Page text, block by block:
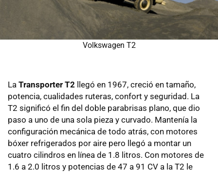
Volkswagen T2
La Transporter T2 llegó en 1967, creció en tamaño,
potencia, cualidades ruteras, confort y seguridad. La
T2 significó el fin del doble parabrisas plano, que dio
paso a uno de una sola pieza y curvado. Mantenía la
configuración mecánica de todo atrás, con motores
bóxer refrigerados por aire pero llegó a montar un
cuatro cilindros en línea de 1.8 litros. Con motores de
1.6 a 2.0 litros y potencias de 47 a 91 CV a la T2 le